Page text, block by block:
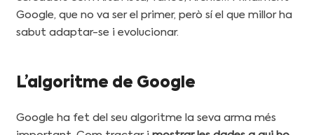
Google, que no va ser el primer, però sí el que millor ha
sabut adaptar-se i evolucionar.
L’algoritme de Google
Google ha fet del seu algoritme la seva arma més